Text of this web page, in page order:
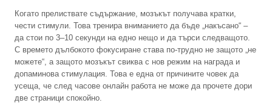
Когато прелиствате съдържание, мозъкът получава кратки,
чести стимули. Това тренира вниманието да бъде „накъсано“ –
да стои по 3–10 секунди на едно нещо и да търси следващото.
С времето дълбокото фокусиране става по-трудно не защото „не
можете“, а защото мозъкът свиква с нов режим на награда и
допаминова стимулация. Това е една от причините човек да
усеща, че след часове онлайн работа не може да прочете дори
две страници спокойно.